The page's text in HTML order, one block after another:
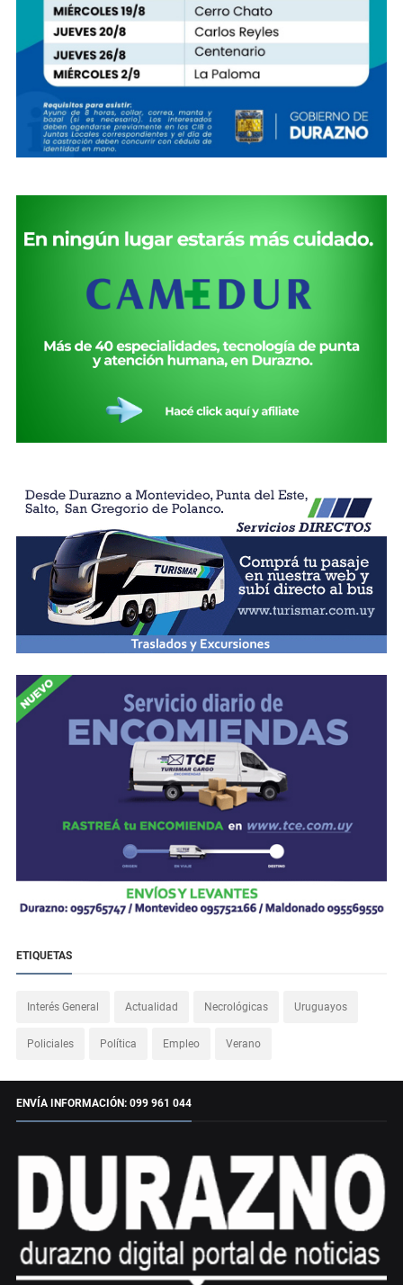
ETIQUETAS
Interés General Actualidad Necrológicas Uruguayos
Policiales Política Empleo Verano
ENVÍA INFORMACIÓN: 099 961 044